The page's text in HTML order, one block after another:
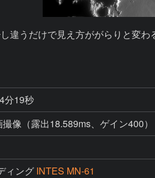
違うだけで見え方ががらりと変
分19秒
像（露出18.589ms、ゲイン400）
ィング INTES MN-61